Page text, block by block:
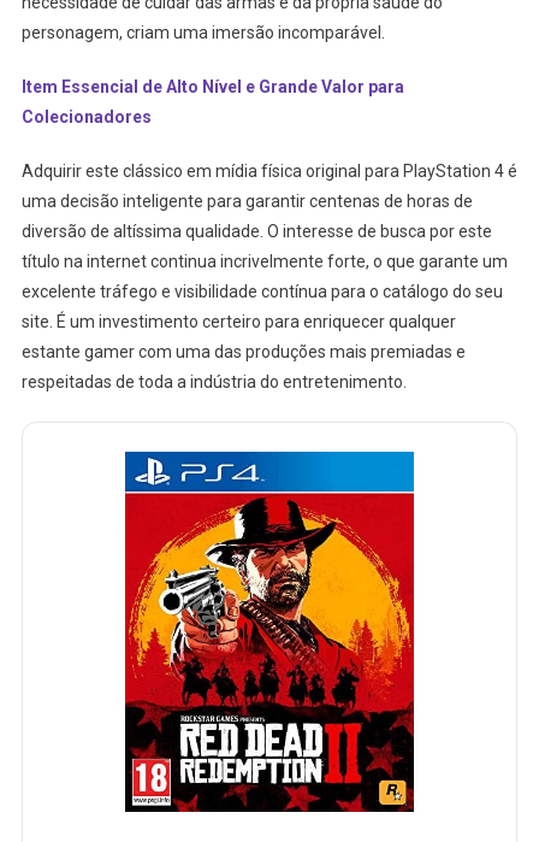
personagem, criam uma imersão incomparável.
Item Essencial de Alto Nível e Grande Valor para
Colecionadores
Adquirir este clássico em mídia física original para PlayStation 4 é
uma decisão inteligente para garantir centenas de horas de
diversão de altíssima qualidade. O interesse de busca por este
título na internet continua incrivelmente forte, o que garante um
excelente tráfego e visibilidade contínua para o catálogo do seu
site. É um investimento certeiro para enriquecer qualquer
estante gamer com uma das produções mais premiadas e
respeitadas de toda a indústria do entretenimento.